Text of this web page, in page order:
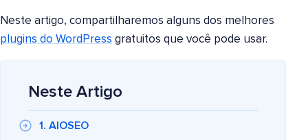
Neste artigo, compartilharemos alguns dos melhores
plugins do WordPress gratuitos que você pode usar.
Neste Artigo
1. AIOSEO